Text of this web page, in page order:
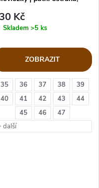
35 36 37 38
39
40
41 42 43
44
45
46
47
další
Kč
Skladem >5 ks
ZOBRAZIT